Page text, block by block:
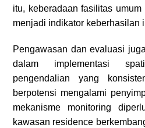
itu, keberadaan fasilitas
menjadi indikator keberhasilan
Pengawasan dan evaluasi
dalam implementasi
pengendalian yang
berpotensi mengalami
mekanisme monitoring
kawasan residence